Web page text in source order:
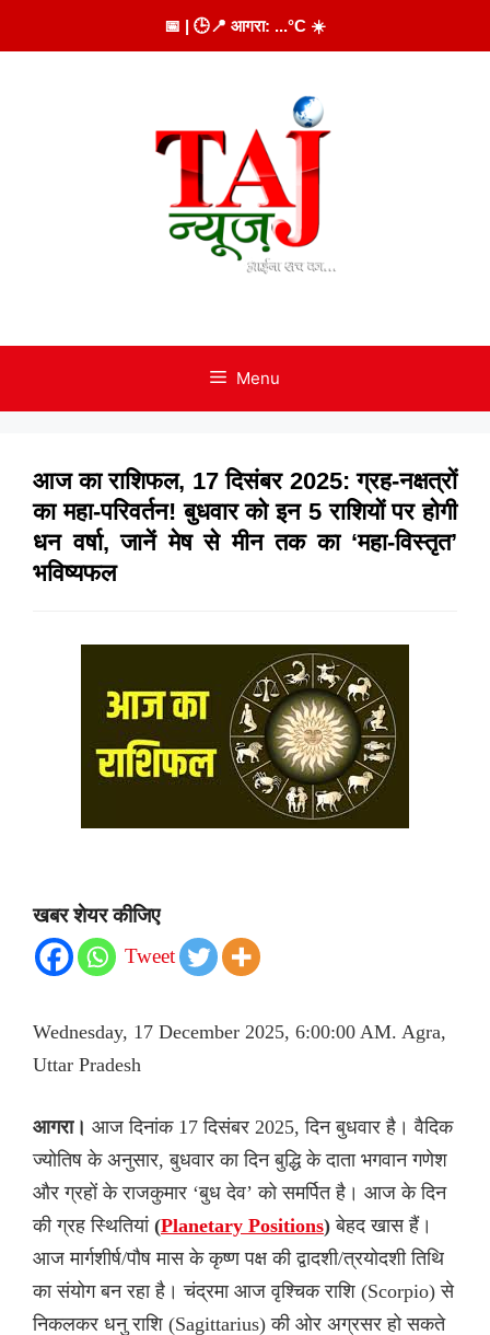
to
📅 | 🕒📍 आगरा: ...°C ☀️
Menu
आज का राशिफल, 17 दिसंबर 2025: ग्रह-नक्षत्रों
का महा-परिवर्तन! बुधवार को इन 5 राशियों पर होगी
धन वर्षा, जानें मेष से मीन तक का ‘महा-विस्तृत’
भविष्यफल
खबर शेयर कीजिए
Tweet
Wednesday, 17 December 2025, 6:00:00 AM. Agra,
Uttar Pradesh
आगरा। आज दिनांक 17 दिसंबर 2025, दिन बुधवार है। वैदिक
ज्योतिष के अनुसार, बुधवार का दिन बुद्धि के दाता भगवान गणेश
और ग्रहों के राजकुमार ‘बुध देव’ को समर्पित है। आज के दिन
की ग्रह स्थितियां (Planetary Positions) बेहद खास हैं।
आज मार्गशीर्ष/पौष मास के कृष्ण पक्ष की द्वादशी/त्रयोदशी तिथि
का संयोग बन रहा है। चंद्रमा आज वृश्चिक राशि (Scorpio) से
निकलकर धनु राशि (Sagittarius) की ओर अग्रसर हो सकते